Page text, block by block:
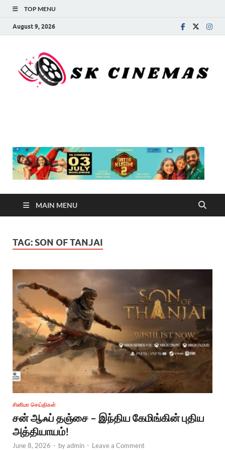
TOP MENU
August 9, 2026
MAIN MENU
TAG: SON OF TANJAI
சினிமா செய்திகள்
சன் ஆஃப் தஞ்சை – இந்திய கேமிங்கின் புதிய
அத்தியாயம்!
June 8, 2026 - byadmin - Leave a Comment